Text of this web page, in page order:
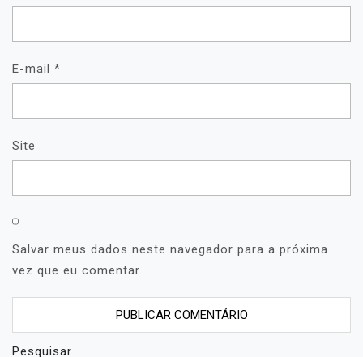
E-mail *
Site
Salvar meus dados neste navegador para a próxima
vez que eu comentar.
Pesquisar